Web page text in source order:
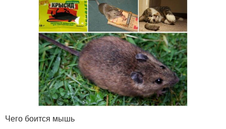
Чего боится мышь